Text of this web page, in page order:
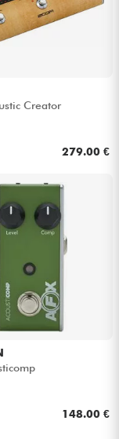
Creator
279.00 €
148.00 €